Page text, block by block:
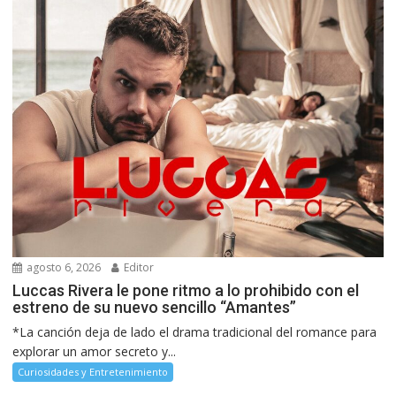
agosto 6, 2026 Editor
Luccas Rivera le pone ritmo a lo prohibido con el
estreno de su nuevo sencillo “Amantes”
*La canción deja de lado el drama tradicional del romance para
explorar un amor secreto y...
Curiosidades y Entretenimiento